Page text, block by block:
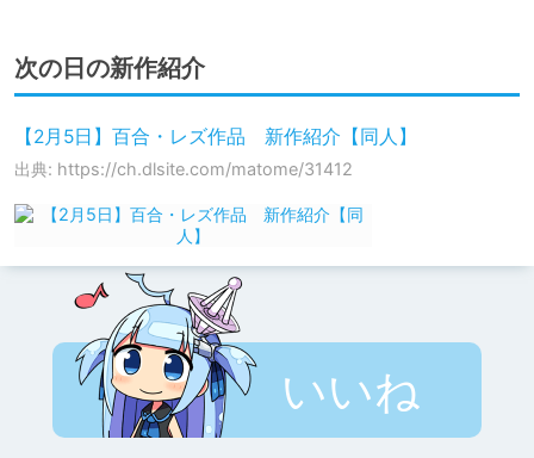
次の日の新作紹介
【2月5日】百合・レズ作品 新作紹介【同人】
出典: https://ch.dlsite.com/matome/31412
いいね